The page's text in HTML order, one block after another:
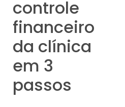
controle
financeiro
da clínica
em 3
passos